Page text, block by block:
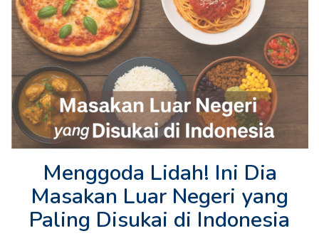
Menggoda Lidah! Ini Dia
Masakan Luar Negeri yang
Paling Disukai di Indonesia